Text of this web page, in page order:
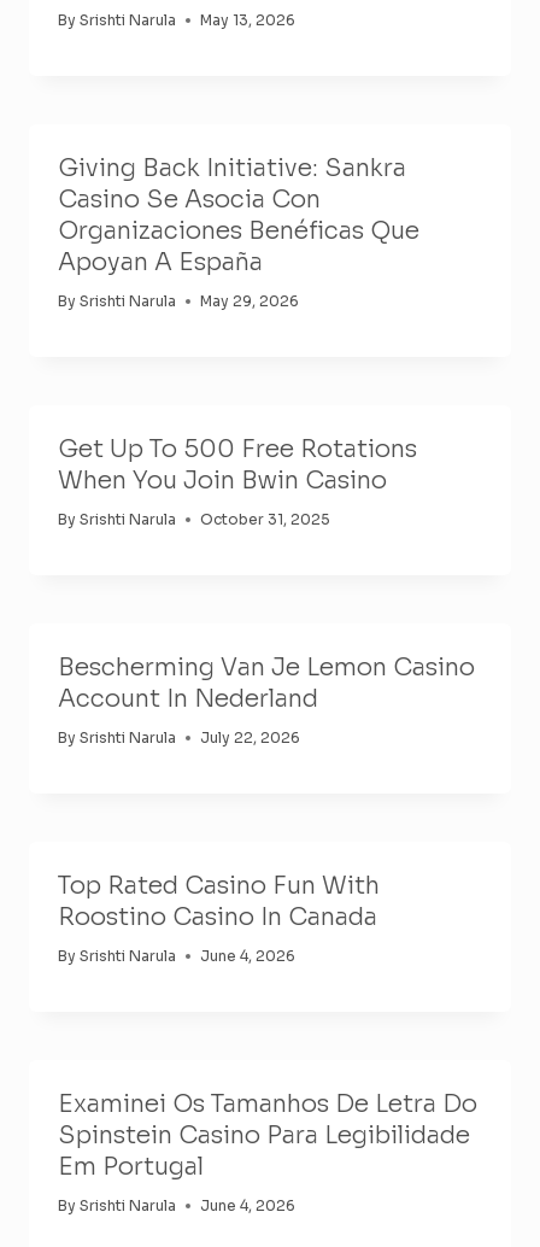
By Srishti Narula May 13, 2026
Giving Back Initiative: Sankra
Casino Se Asocia Con
Organizaciones Benéficas Que
Apoyan A España
By Srishti Narula May 29, 2026
Get Up To 500 Free Rotations
When You Join Bwin Casino
By Srishti Narula October 31, 2025
Bescherming Van Je Lemon Casino
Account In Nederland
By Srishti Narula July 22, 2026
Top Rated Casino Fun With
Roostino Casino In Canada
By Srishti Narula June 4, 2026
Examinei Os Tamanhos De Letra Do
Spinstein Casino Para Legibilidade
Em Portugal
By Srishti Narula June 4, 2026